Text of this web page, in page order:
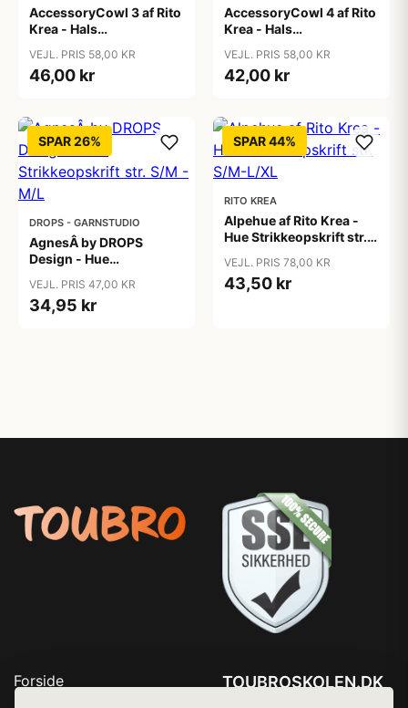
AccessoryCowl 3 af Rito
Krea - Hals
VEJL. PRIS 58,00 KR
46,00 kr
AccessoryCowl 4 af Rito
Krea - Hals
VEJL. PRIS 58,00 KR
42,00 kr
SPAR 26%
DROPS - GARNSTUDIO
AgnesÂ by DROPS
Design - Hue
M/L
VEJL. PRIS 47,00 KR
34,95 kr
SPAR 44%
RITO KREA
Alpehue af Rito Krea -
Hue Strikkeopskrift str.
VEJL. PRIS 78,00 KR
43,50 kr
Forside
TOUBROSKOLEN.DK